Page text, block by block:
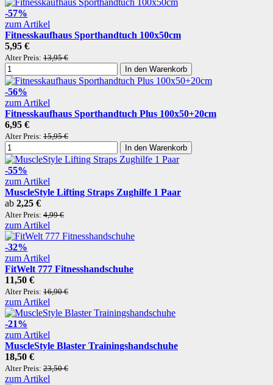
-57%
zum Artikel
Fitnesskaufhaus Sporthandtuch 100x50cm
5,95 €
Alter Preis: 13,95 €
In den Warenkorb
-56%
zum Artikel
Fitnesskaufhaus Sporthandtuch Plus 100x50+20cm
6,95 €
Alter Preis: 15,95 €
In den Warenkorb
-55%
zum Artikel
MuscleStyle Lifting Straps Zughilfe 1 Paar
ab 2,25 €
Alter Preis: 4,99 €
zum Artikel
-32%
zum Artikel
FitWelt 777 Fitnesshandschuhe
11,50 €
Alter Preis: 16,90 €
zum Artikel
-21%
zum Artikel
MuscleStyle Blaster Trainingshandschuhe
18,50 €
Alter Preis: 23,50 €
zum Artikel